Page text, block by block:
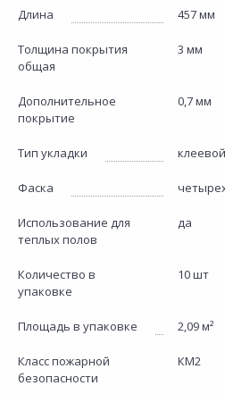
Длина 457 мм
Толщина покрытия
общая
3 мм
Дополнительное
покрытие
0,7 мм
Тип укладки клеевой
Фаска
Использование для
теплых полов
да
Количество в
упаковке
10 шт
Площадь в упаковке 2,09 м²
Класс пожарной
безопасности
КМ2